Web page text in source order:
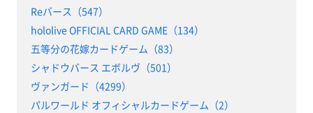
Reバース（547）
hololive OFFICIAL CARD GAME（134）
五等分の花嫁カードゲーム（83）
シャドウバース エボルヴ（501）
ヴァンガード（4299）
パルワールド オフィシャルカードゲーム（2）